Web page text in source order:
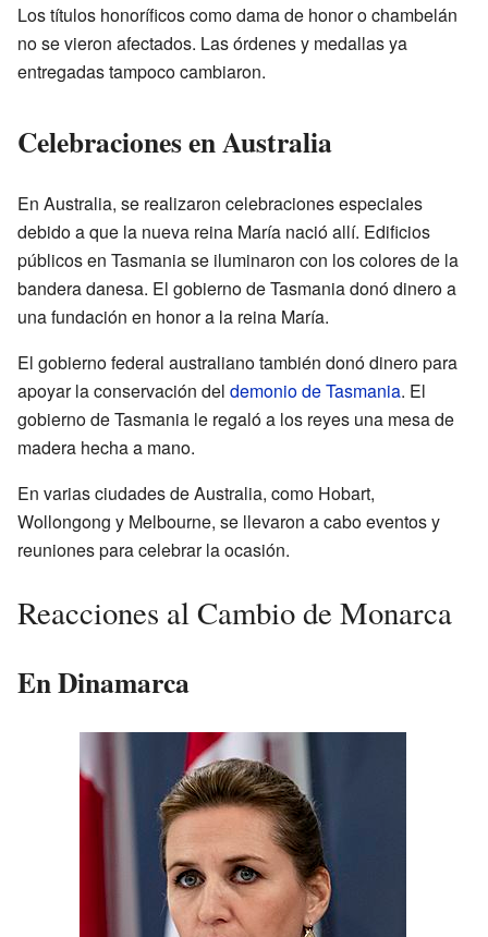
Los títulos honoríficos como dama de honor o chambelán
no se vieron afectados. Las órdenes y medallas ya
entregadas tampoco cambiaron.
Celebraciones en Australia
En Australia, se realizaron celebraciones especiales
debido a que la nueva reina María nació allí. Edificios
públicos en Tasmania se iluminaron con los colores de la
bandera danesa. El gobierno de Tasmania donó dinero a
una fundación en honor a la reina María.
El gobierno federal australiano también donó dinero para
apoyar la conservación del demonio de Tasmania. El
gobierno de Tasmania le regaló a los reyes una mesa de
madera hecha a mano.
En varias ciudades de Australia, como Hobart,
Wollongong y Melbourne, se llevaron a cabo eventos y
reuniones para celebrar la ocasión.
Reacciones al Cambio de Monarca
En Dinamarca